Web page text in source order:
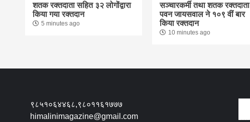
शतक रक्तदाता सहित ३२ लोगोंद्वारा
किया गया रक्तदान
5 minutes ago
सञ्चारकर्मी तथा शतक रक्तदाता
पवन जायसवाल ने १०९ वीं बार
किया रक्तदान
10 minutes ago
९८५१०६४४६८,९८०११६१७७७
himalinimagazine@gmail.com